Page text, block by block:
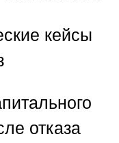
кейсы
отказа